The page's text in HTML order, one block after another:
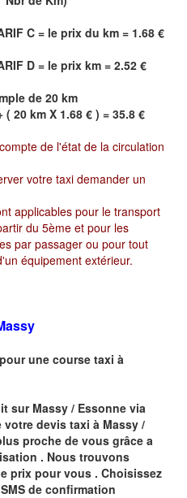
C = le prix du km = 1.68 €
D = le prix km = 2.52 €
de 20 km
( 20 km X 1.68 € ) = 35.8 €
de l'état de la circulation
votre taxi demander un
applicables pour le transport
du 5ème et pour les
par passager ou pour tout
équipement extérieur.
une course taxi à
sur Massy / Essonne via
votre devis taxi à Massy /
proche de vous grâce a
. Nous trouvons
prix pour vous . Choisissez
de confirmation